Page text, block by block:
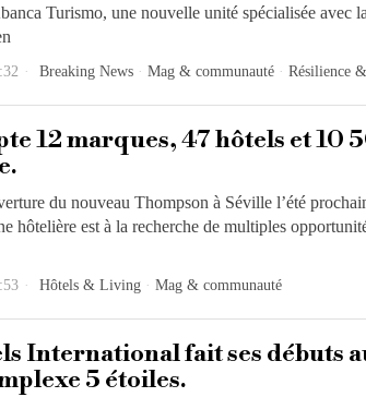
Turismo, une nouvelle unité spécialisée avec
Breaking News · Mag & communauté · Résilience
12 marques, 47 hôtels et 10
du nouveau Thompson à Séville l’été
hôtelière est à la recherche de multiples
Hôtels & Living · Mag & communauté
International fait ses débuts
5 étoiles.